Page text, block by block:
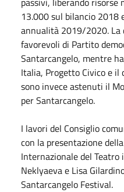
13.000 sul bilancio 2018
annualità 2019/2020.
favorevoli di Partito
Santarcangelo, mentre
Italia, Progetto Civico e il
sono invece astenuti il
per Santarcangelo.
I lavori del Consiglio
con la presentazione
Internazionale del Teatro
Neklyaeva e Lisa
Santarcangelo Festival.